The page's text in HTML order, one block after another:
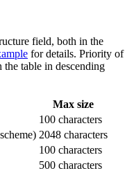
field, both in the
for details. Priority of
table in descending
Max size
100 characters
2048 characters
100 characters
500 characters